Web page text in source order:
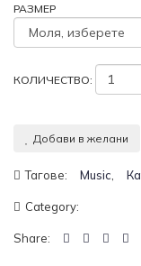
РАЗМЕР
КОЛИЧЕСТВО:
Добави в желани
Тагове: Music,
Category:
Share: